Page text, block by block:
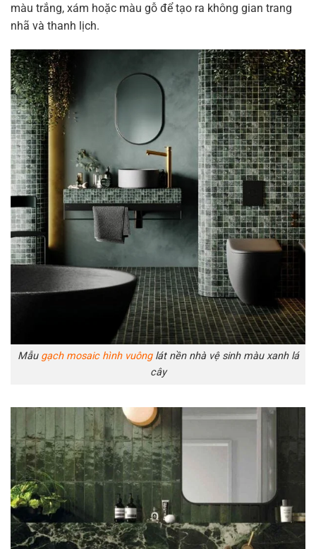
màu trắng, xám hoặc màu gỗ để tạo ra không gian trang
nhã và thanh lịch.
Mẫu gạch mosaic hình vuônglát nền nhà vệ sinh màu xanh lá
cây